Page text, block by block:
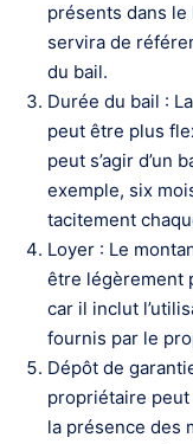
présents dans
servira de
du bail.
Durée du bail :
peut être plus
peut s’agir d’un
exemple, six
tacitement
Loyer : Le
être légèrement
car il inclut
fournis par le
Dépôt de
propriétaire
la présence des